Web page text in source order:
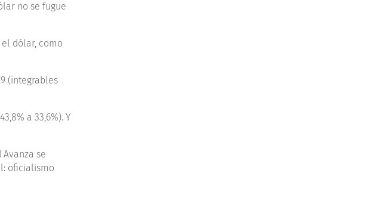
no se fugue
dólar, como
(integrables
a 33,6%). Y
se
oficialismo